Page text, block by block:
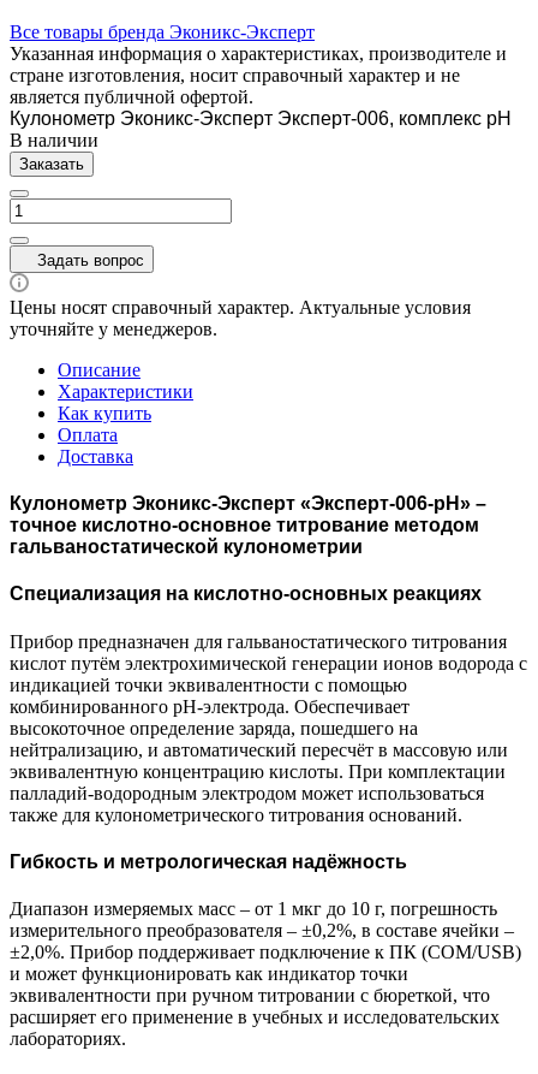
Все товары бренда Эконикс-Эксперт
Указанная информация о характеристиках, производителе и
стране изготовления, носит справочный характер и не
является публичной офертой.
Кулонометр Эконикс-Эксперт Эксперт-006, комплекс рН
В наличии
Заказать
Задать вопрос
Цены носят справочный характер. Актуальные условия
уточняйте у менеджеров.
Описание
Характеристики
Как купить
Оплата
Доставка
Кулонометр Эконикс-Эксперт «Эксперт-006-рН» –
точное кислотно-основное титрование методом
гальваностатической кулонометрии
Специализация на кислотно-основных реакциях
Прибор предназначен для гальваностатического титрования
кислот путём электрохимической генерации ионов водорода с
индикацией точки эквивалентности с помощью
комбинированного рН-электрода. Обеспечивает
высокоточное определение заряда, пошедшего на
нейтрализацию, и автоматический пересчёт в массовую или
эквивалентную концентрацию кислоты. При комплектации
палладий-водородным электродом может использоваться
также для кулонометрического титрования оснований.
Гибкость и метрологическая надёжность
Диапазон измеряемых масс – от 1 мкг до 10 г, погрешность
измерительного преобразователя – ±0,2%, в составе ячейки –
±2,0%. Прибор поддерживает подключение к ПК (COM/USB)
и может функционировать как индикатор точки
эквивалентности при ручном титровании с бюреткой, что
расширяет его применение в учебных и исследовательских
лабораториях.